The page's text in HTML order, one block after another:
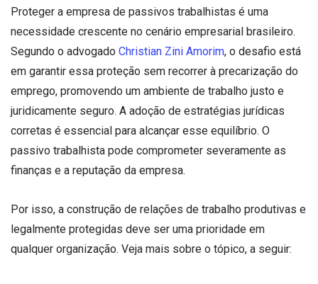
Proteger a empresa de passivos trabalhistas é uma
necessidade crescente no cenário empresarial brasileiro.
Segundo o advogado Christian Zini Amorim, o desafio está
em garantir essa proteção sem recorrer à precarização do
emprego, promovendo um ambiente de trabalho justo e
juridicamente seguro. A adoção de estratégias jurídicas
corretas é essencial para alcançar esse equilíbrio. O
passivo trabalhista pode comprometer severamente as
finanças e a reputação da empresa.
Por isso, a construção de relações de trabalho produtivas e
legalmente protegidas deve ser uma prioridade em
qualquer organização. Veja mais sobre o tópico, a seguir: